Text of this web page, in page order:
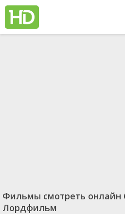
Фильмы смотреть онлайн
Лордфильм